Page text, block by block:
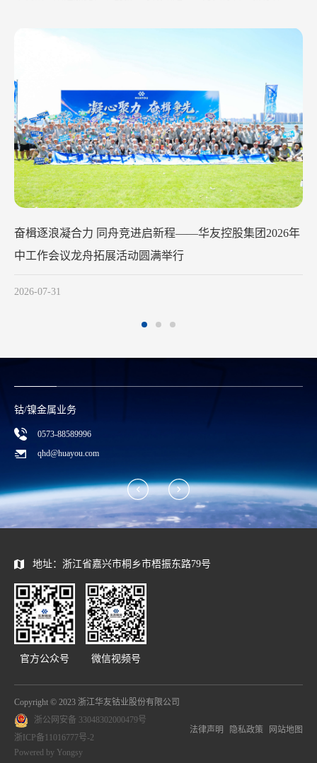
圆满举行
华友钴业2026年中工作会
钴/镍金属业务
0573-88589996
qhd@huayou.com
地址：浙江省嘉兴市桐乡市梧振东路79号
官方公众号 微信视频号
Copyright © 2023 浙江华友钴业股份有限公司
浙公网安备 33048302000479号
浙ICP备11016777号-2
Powered by Yongsy
法律声明 隐私政策 网站地图